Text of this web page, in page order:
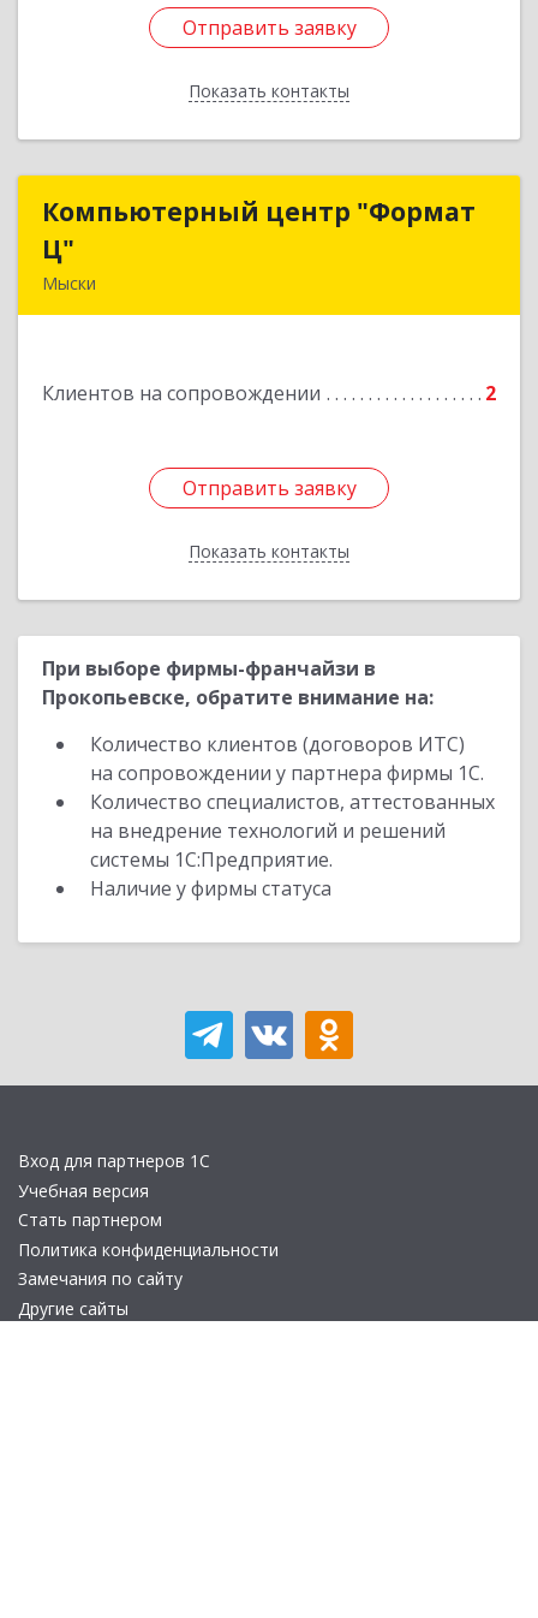
Отправить заявку
Показать контакты
Отправить заявку
Назад
Компьютерный центр "Формат
Ц"
Мыски
Клиентов на сопровождении 2
Отправить заявку
Показать контакты
Компьютерный центр "Формат
Подробнее
Отправить заявку
Назад
При выборе фирмы-франчайзи в
Прокопьевске, обратите внимание на:
Количество клиентов (договоров ИТС)
на сопровождении у партнера фирмы 1С.
Количество специалистов, аттестованных
на внедрение технологий и решений
системы 1С:Предприятие.
Наличие у фирмы статуса
Вход для партнеров 1С
Учебная версия
Стать партнером
Политика конфиденциальности
Замечания по сайту
Другие сайты